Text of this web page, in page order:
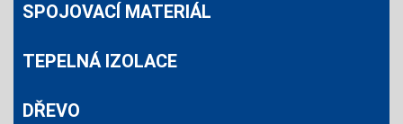
SPOJOVACÍ MATERIÁL
TEPELNÁ IZOLACE
DŘEVO